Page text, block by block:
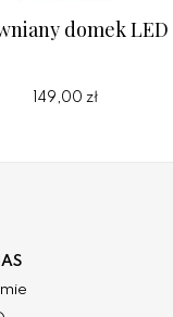
domek LED
149,00 zł